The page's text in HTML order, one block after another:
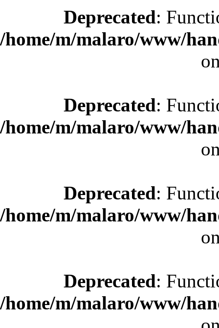
Deprecated:
/home/m/malaro/www/
Deprecated:
/home/m/malaro/www/
Deprecated:
/home/m/malaro/www/
Deprecated:
/home/m/malaro/www/